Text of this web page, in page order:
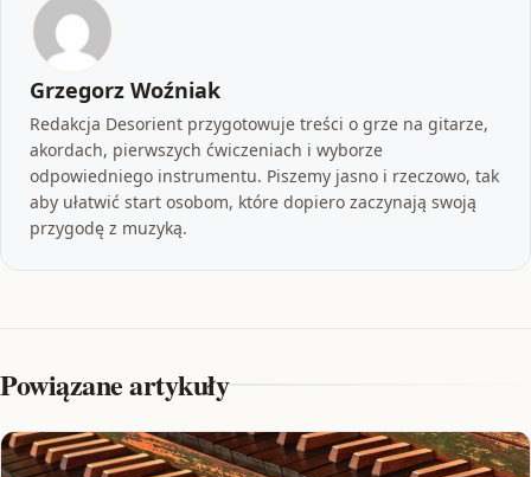
Grzegorz Woźniak
Redakcja Desorient przygotowuje treści o grze na gitarze,
akordach, pierwszych ćwiczeniach i wyborze
odpowiedniego instrumentu. Piszemy jasno i rzeczowo, tak
aby ułatwić start osobom, które dopiero zaczynają swoją
przygodę z muzyką.
Powiązane artykuły